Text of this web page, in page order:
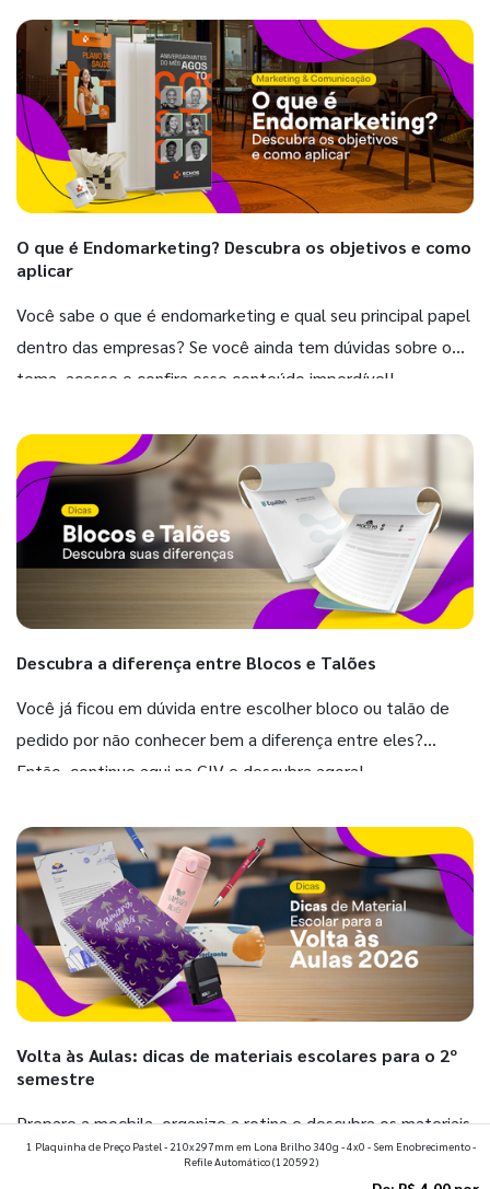
O que é Endomarketing? Descubra os objetivos e como
aplicar
Você sabe o que é endomarketing e qual seu principal papel
dentro das empresas? Se você ainda tem dúvidas sobre o
tema, acesse e confira esse conteúdo imperdível!
Descubra a diferença entre Blocos e Talões
Você já ficou em dúvida entre escolher bloco ou talão de
pedido por não conhecer bem a diferença entre eles?
Então, continue aqui na GIV e descubra agora!
Volta às Aulas: dicas de materiais escolares para o 2º
semestre
Prepare a mochila, organize a rotina e descubra os materiais
que fazem toda diferença para começar o segundo
1 Plaquinha de Preço Pastel - 210x297mm em Lona Brilho 340g - 4x0 - Sem Enobrecimento -
Refile Automático(120592)